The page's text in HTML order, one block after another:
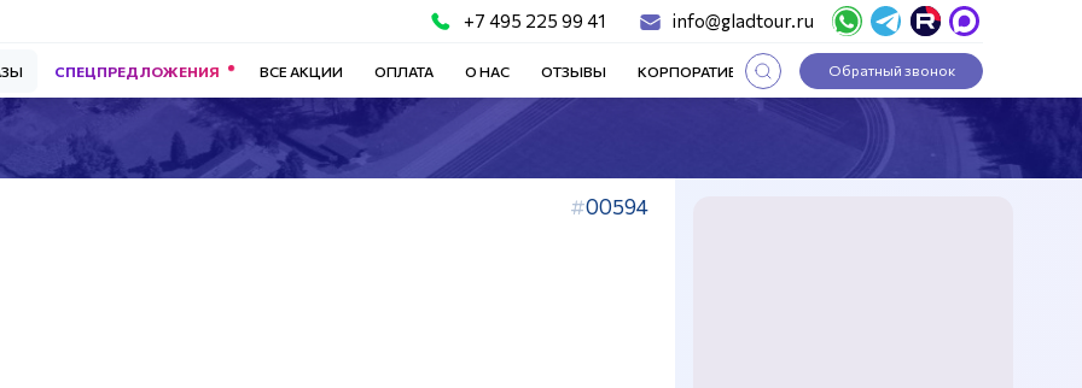
+7 495 225 99 41 info@gladtour.ru
СПЕЦПРЕДЛОЖЕНИЯ ВСЕ АКЦИИ ОПЛАТА О НАС ОТЗЫВЫ КОРПОРАТИВНЫЕ ТУРЫ СТАТЬИ
Обратный звонок
00594